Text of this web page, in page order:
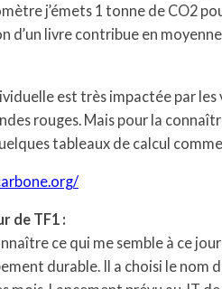
j’émets 1 tonne de CO2
livre contribue en moyenne
est très impactée par les
rouges. Mais pour la
tableaux de calcul
de TF1 :
ce qui me semble à ce
durable. Il a choisi le nom